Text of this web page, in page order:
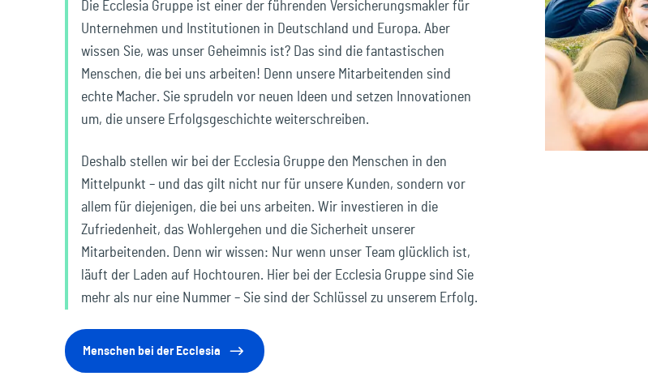
Reisen & Freizeit
Die Ecclesia Gruppe ist einer der führenden Versicherungsmakler für
Unternehmen und Institutionen in Deutschland und Europa. Aber
wissen Sie, was unser Geheimnis ist? Das sind die fantastischen
Menschen, die bei uns arbeiten! Denn unsere Mitarbeitenden sind
echte Macher. Sie sprudeln vor neuen Ideen und setzen Innovationen
um, die unsere Erfolgsgeschichte weiterschreiben.
Deshalb stellen wir bei der Ecclesia Gruppe den Menschen in den
Mittelpunkt – und das gilt nicht nur für unsere Kunden, sondern vor
allem für diejenigen, die bei uns arbeiten. Wir investieren in die
Zufriedenheit, das Wohlergehen und die Sicherheit unserer
Mitarbeitenden. Denn wir wissen: Nur wenn unser Team glücklich ist,
läuft der Laden auf Hochtouren. Hier bei der Ecclesia Gruppe sind Sie
mehr als nur eine Nummer – Sie sind der Schlüssel zu unserem Erfolg.
Menschen bei der Ecclesia